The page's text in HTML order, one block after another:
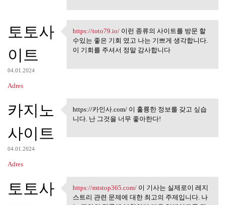
토토사
이트
04.01.2024
Adres
https://toto79.io/ 이런 종류의
https://toto79.io/이런 종류의 사이트를 방문 할
수있는 좋은 기회 였고 나는 기쁘게 생각합니다.
이 기회를 주셔서 정말 감사합니다
카지노
사이트
04.01.2024
Adres
https://카인사.com/ 이 훌륭한 정보
https://카인사.com/ 이 훌륭한 정보를 갖고 싶습
니다. 난 그것을 너무 좋아한다!
토토사
https://mtstop365.com/ 이 기사는
https://mtstop365.com/이 기사는 실제로이 레지
스트리 관련 문제에 대한 최고의 주제입니다. 나